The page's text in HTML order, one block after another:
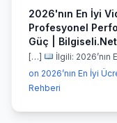
2026'nın En İyi
Profesyonel
Güç | Bilgiseli.Net
[…]
İlgili:
on 2026’nın En İyi
Rehberi